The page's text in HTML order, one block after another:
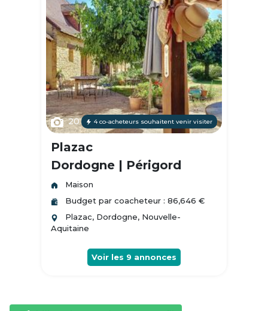
20 4 co-acheteurs souhaitent venir visiter
Plazac
Dordogne | Périgord
Maison
Budget par coacheteur : 86,646 €
Plazac, Dordogne, Nouvelle-
Aquitaine
Voir les 9 annonces